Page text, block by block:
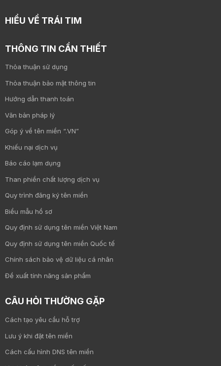
HIỂU VỀ TRÁI TIM
THÔNG TIN CẦN THIẾT
Thỏa thuận sử dụng
Thỏa thuận bảo mật thông tin
Hướng dẫn thanh toán
Văn bản pháp lý
Góp ý về tên miền “.VN”
Khiếu nại dịch vụ
Báo cáo lạm dụng
Than phiền chất lượng dịch vụ
Quy trình đăng ký tên miền
Biểu mẫu hồ sơ
Quy định sử dụng tên miền Việt Nam
Quy định sử dụng tên miền Quốc tế
Chính sách bảo vệ dữ liệu cá nhân
Đề xuất tính năng sản phẩm
CÂU HỎI THƯỜNG GẶP
Cách tạo yêu cầu hỗ trợ
Lưu ý khi đặt tên miền
Cách cấu hình DNS tên miền